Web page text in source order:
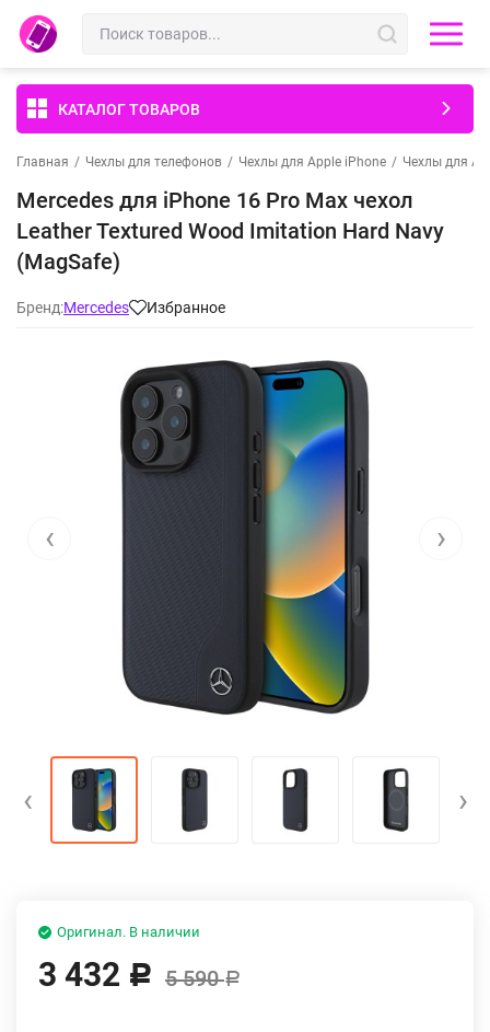
КАТАЛОГ ТОВАРОВ
Главная / Чехлы для телефонов / Чехлы для Apple iPhone / Чехлы для
Mercedes для iPhone 16 Pro Max чехол
Leather Textured Wood Imitation Hard Navy
(MagSafe)
Бренд:Mercedes Избранное
‹ ›
‹ ›
Оригинал. В наличии
3 432 Р 5 590Р